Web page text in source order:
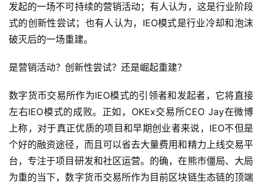
发起的一场不可持续的营销活动；有人认为，这是行业阶段
式的创新性尝试；也有人认为，IEO模式是行业冷却和泡沫
破灭后的一场重建。
是营销活动？创新性尝试？还是崛起重建？
数字货币交易所作为IEO模式的引领者和发起者，它将直接
左右IEO模式的成败。正如，OKEx交易所CEO Jay在微博
上称，对于真正优质的项目和早期创业者来说，IEO不但是
个好的融资途径，而且可以省去大量费用和精力上线交易平
台，专注于项目研发和社区运营。的确，在熊市僵局、大局
为重的当下，数字货币交易所作为目前区块链生态链的顶端